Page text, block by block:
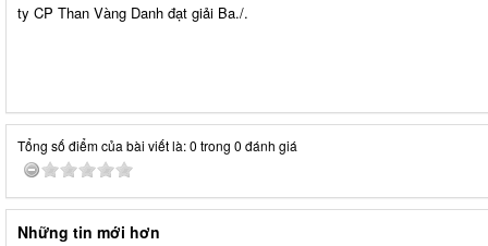
ty CP Than Vàng Danh đạt giải Ba./.
Tổng số điểm của bài viết là: 0 trong 0 đánh giá
Những tin mới hơn